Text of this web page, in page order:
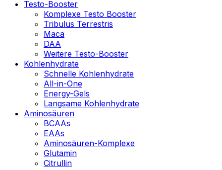
Testo-Booster
Komplexe Testo Booster
Tribulus Terrestris
Maca
DAA
Weitere Testo-Booster
Kohlenhydrate
Schnelle Kohlenhydrate
All-in-One
Energy-Gels
Langsame Kohlenhydrate
Aminosäuren
BCAAs
EAAs
Aminosäuren-Komplexe
Glutamin
Citrullin